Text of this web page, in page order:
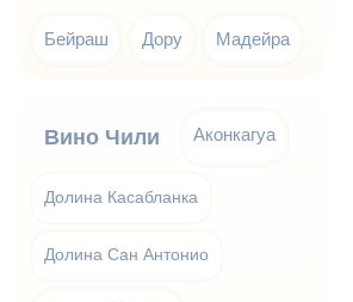
Бейраш Дору Мадейра
Вино Чили Аконкагуа
Долина Касабланка
Долина Сан Антонио